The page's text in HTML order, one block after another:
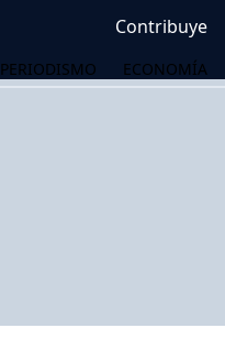
Contribuye
PERIODISMO ECONOMÍA